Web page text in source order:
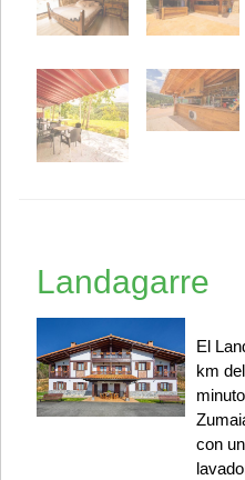
Landagarre
El
km
con